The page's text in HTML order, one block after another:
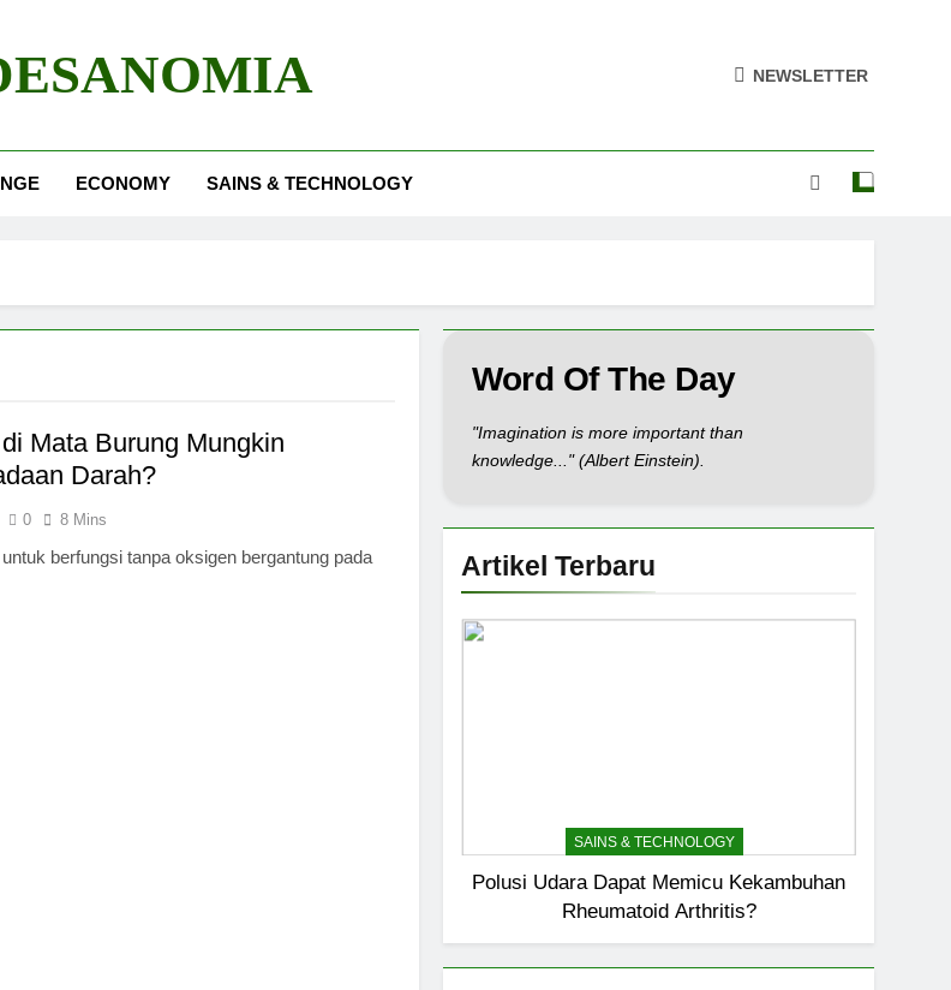
NEWSLETTER
ECONOMY SAINS & TECHNOLOGY
Mata Burung Mungkin
Darah?
0 8 Mins
berfungsi tanpa oksigen bergantung pada
Word Of The Day
"Imagination is more important than
knowledge..." (Albert Einstein).
Artikel Terbaru
SAINS & TECHNOLOGY
Polusi Udara Dapat Memicu Kekambuhan
Rheumatoid Arthritis?